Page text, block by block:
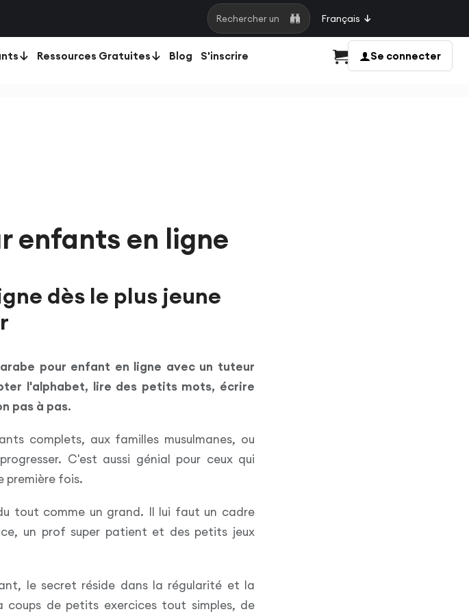
Rechercher une page
Français
Ressources Gratuites Blog S'inscrire
Panier
Se connecter
enfants en ligne
dès le plus jeune
pour enfant en ligne avec un tuteur
l'alphabet, lire des petits mots, écrire
pas à pas.
complets, aux familles musulmanes, ou
C'est aussi génial pour ceux qui
première fois.
tout comme un grand. Il lui faut un cadre
un prof super patient et des petits jeux
le secret réside dans la régularité et la
de petits exercices tout simples, de